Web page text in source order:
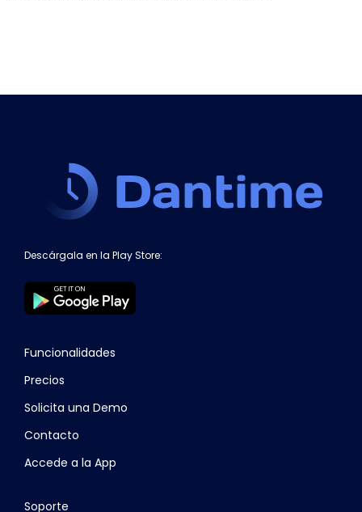
Descárgala en la Play Store:
Funcionalidades
Precios
Solicita una Demo
Contacto
Accede a la App
Soporte